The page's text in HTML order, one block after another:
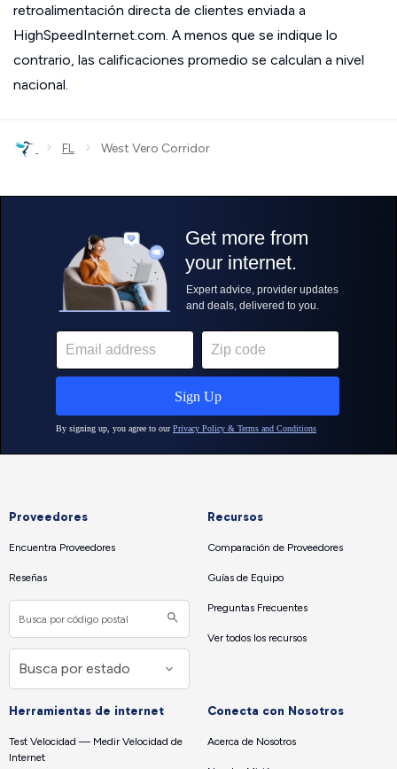
retroalimentación directa de clientes enviada a
HighSpeedInternet.com. A menos que se indique lo
contrario, las calificaciones promedio se calculan a nivel
nacional.
› FL › West Vero Corridor
Proveedores
Encuentra Proveedores
Reseñas
Recursos
Comparación de Proveedores
Guías de Equipo
Preguntas Frecuentes
Ver todos los recursos
Herramientas de internet
Test Velocidad — Medir Velocidad de
Internet
Conecta con Nosotros
Acerca de Nosotros